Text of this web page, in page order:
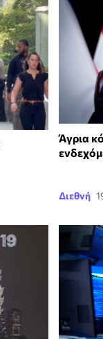
Άγρια
Διεθνή